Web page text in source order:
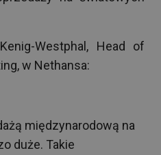
Westphal, Head of
w Nethansa:
międzynarodową na
duże. Takie